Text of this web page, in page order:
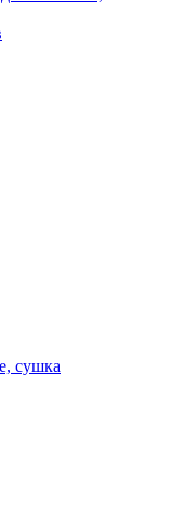
сушка